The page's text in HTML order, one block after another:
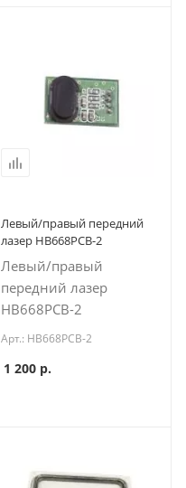
Левый/правый передний
лазер HB668PCB-2
Левый/правый
передний лазер
HB668PCB-2
Арт.: HB668PCB-2
1 200р.